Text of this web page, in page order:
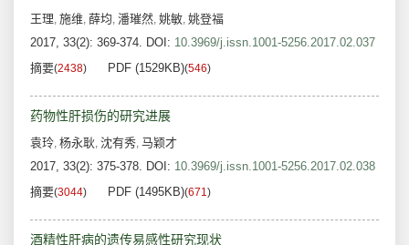
王理, 施维, 薛均, 潘璀然, 姚敏, 姚登福
2017, 33(2): 369-374. DOI: 10.3969/j.issn.1001-5256.2017.02.037
摘要(2438) PDF (1529KB)(546)
药物性肝损伤的研究进展
袁玲, 杨永耿, 沈有秀, 马颖才
2017, 33(2): 375-378. DOI: 10.3969/j.issn.1001-5256.2017.02.038
摘要(3044) PDF (1495KB)(671)
酒精性肝病的遗传易感性研究现状